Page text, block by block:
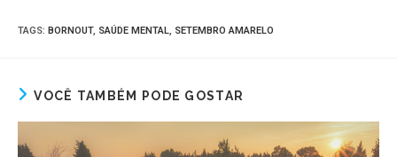
TAGS: BORNOUT, SAÚDE MENTAL SETEMBRO AMARELO
VOCÊ TAMBÉM PODE GOSTAR